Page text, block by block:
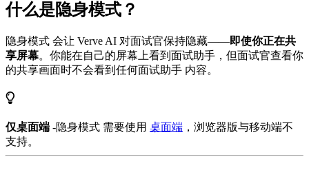
什么是隐身模式？
隐身模式 会让 Verve AI 对面试官保持隐藏——即使你正在共
享屏幕。你能在自己的屏幕上看到面试助手，但面试官查看你
的共享画面时不会看到任何面试助手 内容。
仅桌面端 -隐身模式 需要使用 桌面端 ，浏览器版与移动端不
支持。